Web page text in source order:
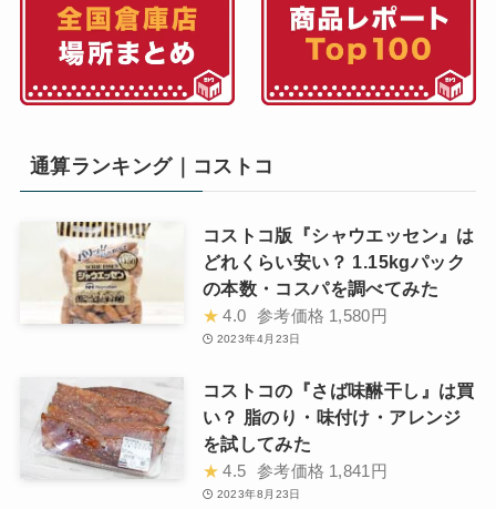
通算ランキング｜コストコ
コストコ版『シャウエッセン』は
どれくらい安い？ 1.15kgパック
の本数・コスパを調べてみた
★ 4.0 参考価格 1,580円
2023年4月23日
コストコの『さば味醂干し』は買
い？ 脂のり・味付け・アレンジ
を試してみた
★ 4.5 参考価格 1,841円
2023年8月23日